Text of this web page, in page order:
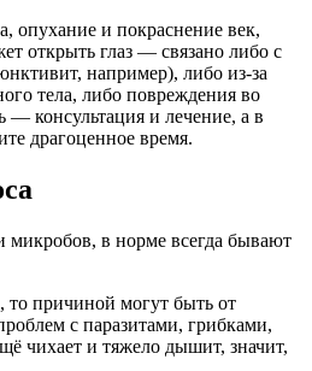
опухание и покраснение век,
открыть глаз — связано либо с
например), либо из-за
тела, либо повреждения во
— консультация и лечение, а в
драгоценное время.
в норме всегда бывают
причиной могут быть от
с паразитами, грибками,
чихает и тяжело дышит, значит,